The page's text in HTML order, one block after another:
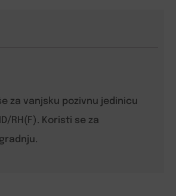
za vanjsku pozivnu jedinicu
ID/RH(F). Koristi se za